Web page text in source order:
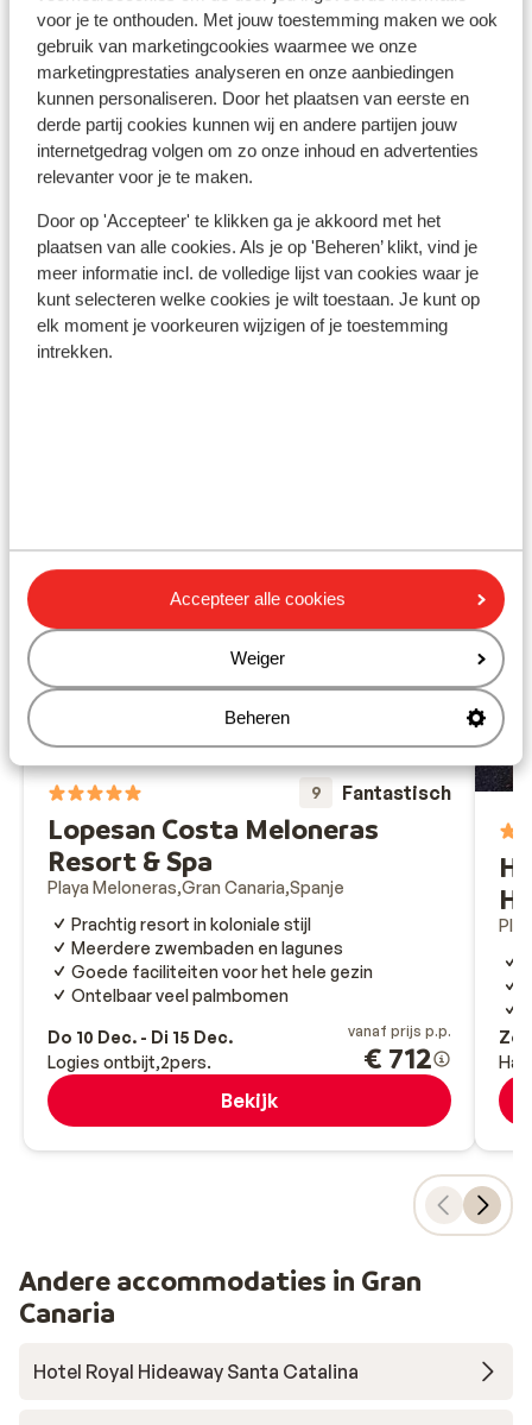
voor je te onthouden. Met jouw toestemming maken we ook
gebruik van marketingcookies waarmee we onze
marketingprestaties analyseren en onze aanbiedingen
kunnen personaliseren. Door het plaatsen van eerste en
derde partij cookies kunnen wij en andere partijen jouw
internetgedrag volgen om zo onze inhoud en advertenties
relevanter voor je te maken.
Door op 'Accepteer' te klikken ga je akkoord met het
plaatsen van alle cookies. Als je op 'Beheren’ klikt, vind je
meer informatie incl. de volledige lijst van cookies waar je
kunt selecteren welke cookies je wilt toestaan. Je kunt op
elk moment je voorkeuren wijzigen of je toestemming
intrekken.
Accepteer alle cookies
Weiger
Beheren
In de buurt
Strand: 800 m
In het centrum
Centrum: 500 m
Aan zee (geen strand)
Luchthaven: 40 km
Winkels: 500 m
(Mini)supermarkt: 500 m
Restaurant: 500 m
Afstand tot dichtstbijzijnde apotheek circa 0,4
kilometer
9 Fantastisch
Lopesan Costa Meloneras
Resort & Spa
Playa Meloneras Gran Canaria Spanje
Prachtig resort in koloniale stijl
Meerdere zwembaden en lagunes
Goede faciliteiten voor het hele gezin
Ontelbaar veel palmbomen
Do 10 Dec. - Di 15 Dec.
Logies ontbijt 2pers.
vanaf prijs p.p.
€ 712
Bekijk
Zo
Andere accommodaties in Gran
Canaria
Hotel Royal Hideaway Santa Catalina